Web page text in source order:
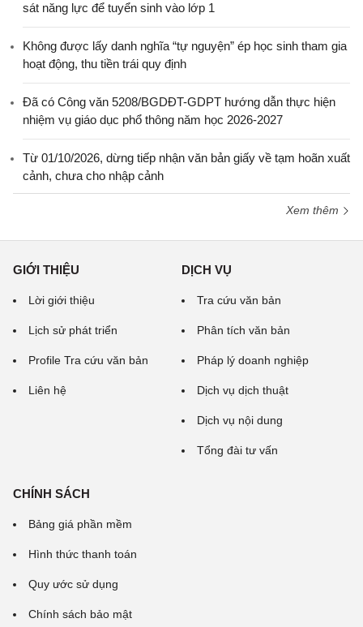
sát năng lực để tuyển sinh vào lớp 1
Không được lấy danh nghĩa “tự nguyện” ép học sinh tham gia
hoạt động, thu tiền trái quy định
Đã có Công văn 5208/BGDĐT-GDPT hướng dẫn thực hiện
nhiệm vụ giáo dục phổ thông năm học 2026-2027
Từ 01/10/2026, dừng tiếp nhận văn bản giấy về tạm hoãn xuất
cảnh, chưa cho nhập cảnh
Xem thêm
GIỚI THIỆU
Lời giới thiệu
Lịch sử phát triển
Profile Tra cứu văn bản
Liên hệ
DỊCH VỤ
Tra cứu văn bản
Phân tích văn bản
Pháp lý doanh nghiệp
Dịch vụ dịch thuật
Dịch vụ nội dung
Tổng đài tư vấn
CHÍNH SÁCH
Bảng giá phần mềm
Hình thức thanh toán
Quy ước sử dụng
Chính sách bảo mật